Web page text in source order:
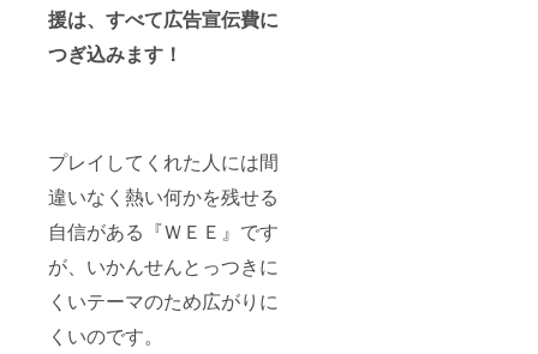
援は、すべて広告宣伝費に
つぎ込みます！
プレイしてくれた人には間
違いなく熱い何かを残せる
自信がある『ＷＥＥ』です
が、いかんせんとっつきに
くいテーマのため広がりに
くいのです。